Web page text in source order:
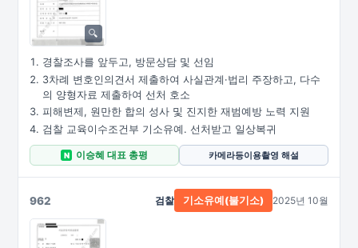
경찰조사를 앞두고, 방문상담 및 선임
3차례 변호인의견서 제출하여 사실관계·법리 주장하고, 다수
의 양형자료 제출하여 선처 호소
피해변제, 원만한 합의 성사 및 진지한 재범예방 노력 지원
검찰 교육이수조건부 기소유예. 선처받고 일상복귀
N 이승혜 대표 총평 카메라등이용촬영 해설
962 검찰 기소유예(불기소) 2025년 10월